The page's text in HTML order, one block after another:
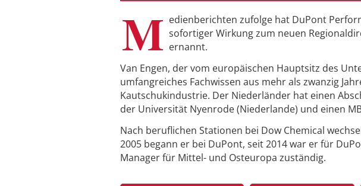
M edienberichten zufolge hat DuPont
sofortiger Wirkung zum neuen
ernannt.
Van Engen, der vom europäischen Hauptsitz des
umfangreiches Fachwissen aus mehr als zwanzig
Kautschukindustrie. Der Niederländer hat einen
der Universität Nyenrode (Niederlande) und einen
Nach beruflichen Stationen bei Dow Chemical
2005 begann er bei DuPont, seit 2014 war er für
Manager für Mittel- und Osteuropa zuständig.